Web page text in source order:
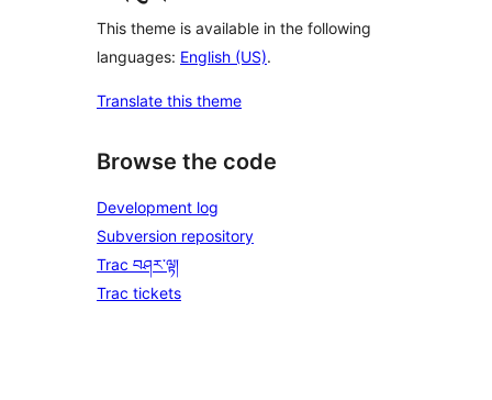
This theme is available in the following
languages: English (US).
Translate this theme
Browse the code
Development log
Subversion repository
Trac བཤར་ལྟ།
Trac tickets